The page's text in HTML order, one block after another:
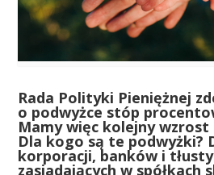
Rada Polityki Pieniężnej
o podwyżce stóp
Mamy więc kolejny
Dla kogo są te podwyżki?
korporacji, banków i
zasiadających w spółkach